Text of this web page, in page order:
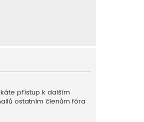
přístup k dalším
ostatním členům fóra